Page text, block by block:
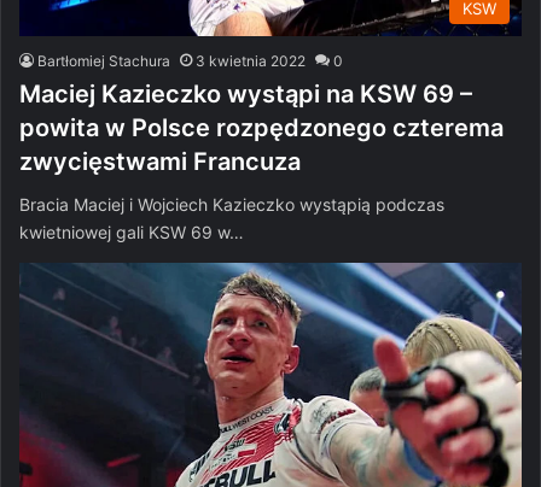
KSW
Bartłomiej Stachura 3 kwietnia 2022 0
Maciej Kazieczko wystąpi na KSW 69 –
powita w Polsce rozpędzonego czterema
zwycięstwami Francuza
Bracia Maciej i Wojciech Kazieczko wystąpią podczas
kwietniowej gali KSW 69 w…